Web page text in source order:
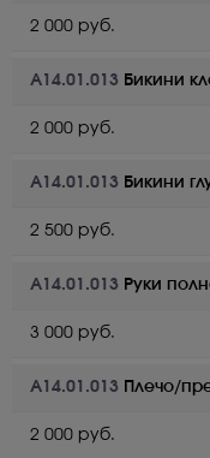
2 000 руб.
A14.01.013 Бикини
2 000 руб.
A14.01.013 Бикини
2 500 руб.
A14.01.013 Руки
3 000 руб.
A14.01.013 Плечо/
2 000 руб.